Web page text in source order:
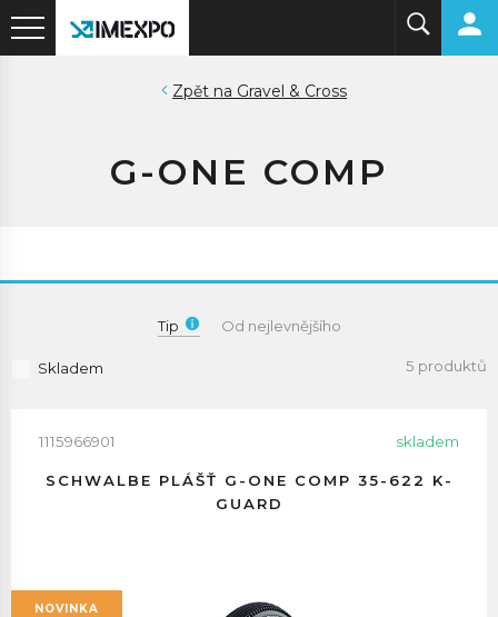
Gravel & Cross
G-ONE COMP
Tip Od nejlevnějšího
Skladem 5 produktů
1115966901 skladem
SCHWALBE PLÁŠŤ G-ONE COMP 35-622 K-
GUARD
NOVINKA